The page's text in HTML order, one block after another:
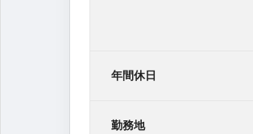
年間休日
勤務地